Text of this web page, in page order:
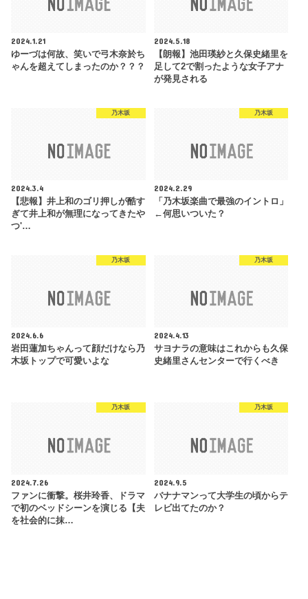
2024.1.21
ゆーづは何故、笑いで弓木奈於ち
ゃんを超えてしまったのか？？？
2024.5.18
【朗報】池田瑛紗と久保史緒里を
足して2で割ったような女子アナ
が発見される
乃木坂
2024.3.4
【悲報】井上和のゴリ押しが酷す
ぎて井上和が無理になってきたや
つ'…
乃木坂
2024.2.29
「乃木坂楽曲で最強のイントロ」
←何思いついた？
乃木坂
2024.6.6
岩田蓮加ちゃんって顔だけなら乃
木坂トップで可愛いよな
乃木坂
2024.4.13
サヨナラの意味はこれからも久保
史緒里さんセンターで行くべき
乃木坂
2024.7.26
ファンに衝撃。桜井玲香、ドラマ
で初のベッドシーンを演じる【夫
を社会的に抹…
乃木坂
2024.9.5
バナナマンって大学生の頃からテ
レビ出てたのか？